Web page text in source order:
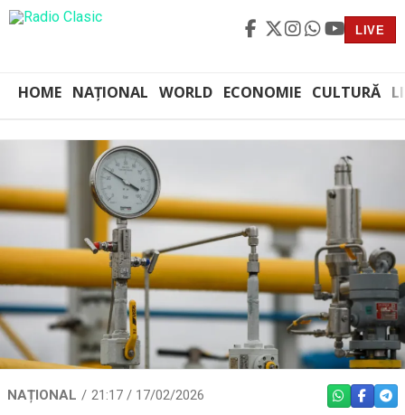
LIVE
HOME NAȚIONAL WORLD ECONOMIE CULTURĂ
NAȚIONAL 21:17 / 17/02/2026 WHATSAPP